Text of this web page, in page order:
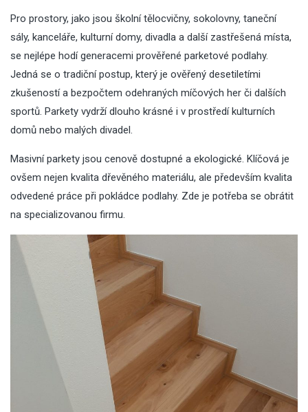
Pro prostory, jako jsou školní tělocvičny, sokolovny, taneční
sály, kanceláře, kulturní domy, divadla a další zastřešená místa,
se nejlépe hodí generacemi prověřené parketové podlahy.
Jedná se o tradiční postup, který je ověřený desetiletími
zkušeností a bezpočtem odehraných míčových her či dalších
sportů. Parkety vydrží dlouho krásné i v prostředí kulturních
domů nebo malých divadel.
Masivní parkety jsou cenově dostupné a ekologické. Klíčová je
ovšem nejen kvalita dřevěného materiálu, ale především kvalita
odvedené práce při pokládce podlahy. Zde je potřeba se obrátit
na specializovanou firmu.